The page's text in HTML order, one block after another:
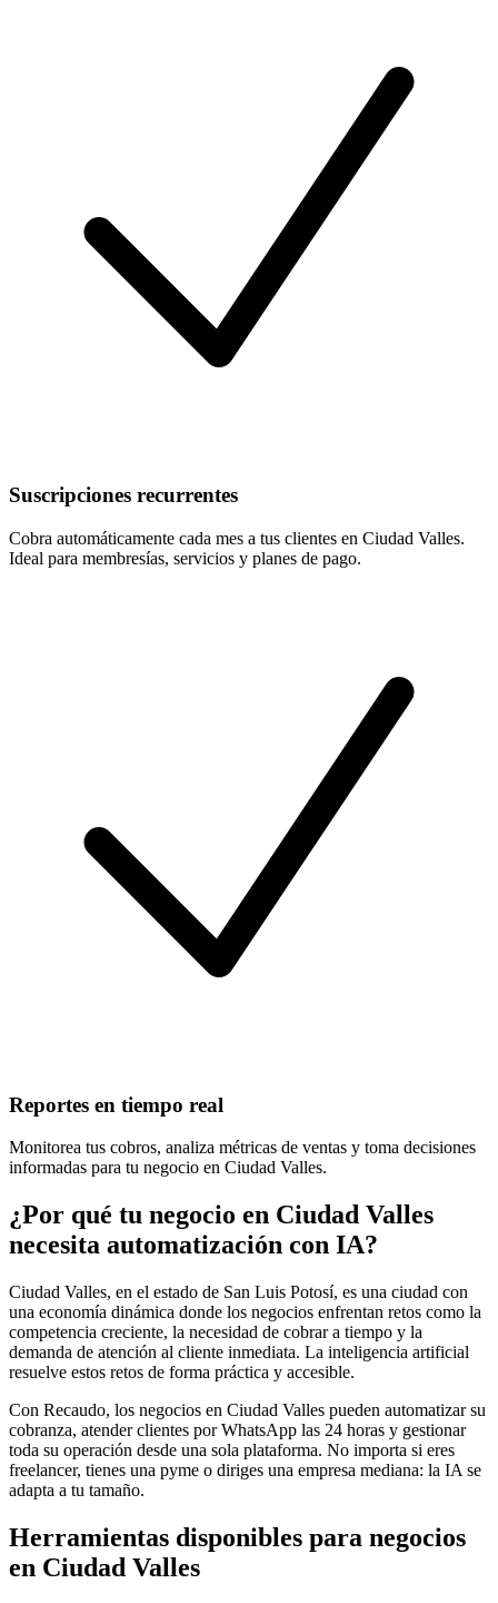
Suscripciones recurrentes
Cobra automáticamente cada mes a tus clientes en Ciudad Valles.
Ideal para membresías, servicios y planes de pago.
Reportes en tiempo real
Monitorea tus cobros, analiza métricas de ventas y toma decisiones
informadas para tu negocio en Ciudad Valles.
¿Por qué tu negocio en Ciudad Valles
necesita automatización con IA?
Ciudad Valles, en el estado de San Luis Potosí, es una ciudad con
una economía dinámica donde los negocios enfrentan retos como la
competencia creciente, la necesidad de cobrar a tiempo y la
demanda de atención al cliente inmediata. La inteligencia artificial
resuelve estos retos de forma práctica y accesible.
Con Recaudo, los negocios en Ciudad Valles pueden automatizar su
cobranza, atender clientes por WhatsApp las 24 horas y gestionar
toda su operación desde una sola plataforma. No importa si eres
freelancer, tienes una pyme o diriges una empresa mediana: la IA se
adapta a tu tamaño.
Herramientas disponibles para negocios
en Ciudad Valles